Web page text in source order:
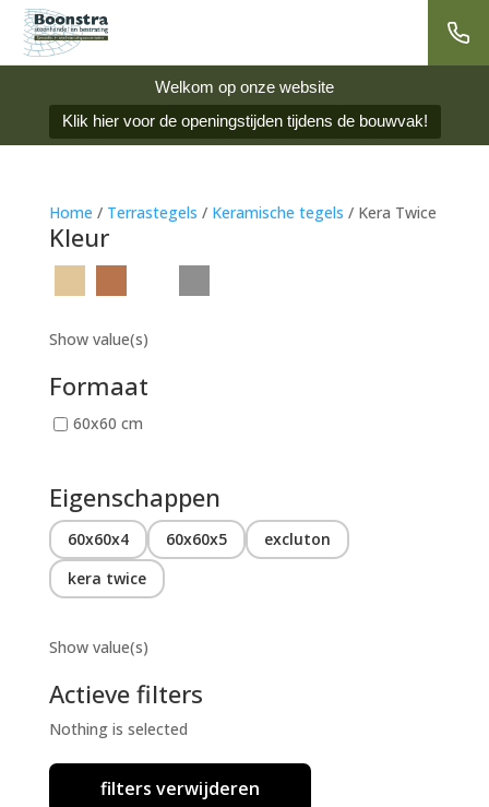
Welkom op onze website
Klik hier voor de openingstijden tijdens de bouwvak!
Home / Terrastegels / Keramische tegels / Kera Twice
Kleur
Show value(s)
Formaat
60x60 cm
Eigenschappen
60x60x4 60x60x5
excluton
kera twice
Show value(s)
Actieve filters
Nothing is selected
filters verwijderen